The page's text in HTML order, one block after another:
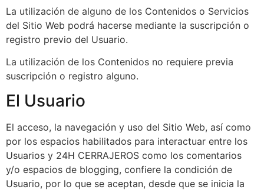
La utilización de alguno de los Contenidos o Servicios
del Sitio Web podrá hacerse mediante la suscripción o
registro previo del Usuario.
La utilización de los Contenidos no requiere previa
suscripción o registro alguno.
El Usuario
El acceso, la navegación y uso del Sitio Web, así como
por los espacios habilitados para interactuar entre los
Usuarios y 24H CERRAJEROS como los comentarios
y/o espacios de blogging, confiere la condición de
Usuario, por lo que se aceptan, desde que se inicia la